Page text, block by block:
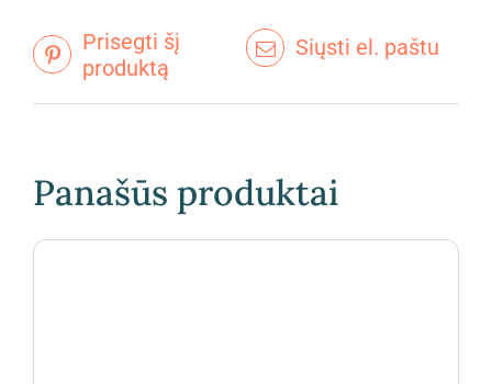
Prisegti šį
produktą
Siųsti el. paštu
Panašūs produktai